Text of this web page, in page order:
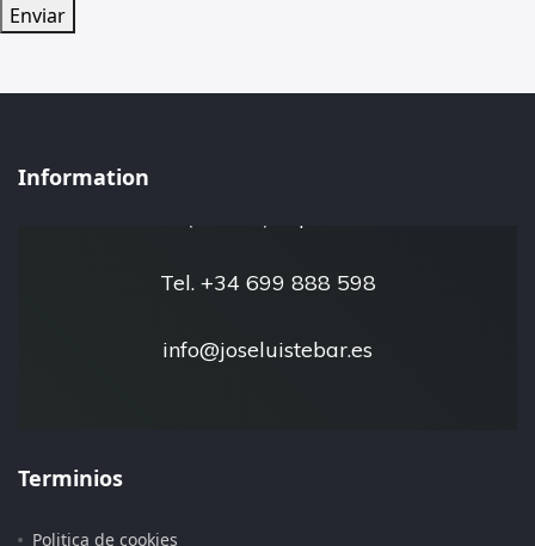
Enviar
Information
Tel. +34 699 888 598
info@joseluistebar.es
Terminios
Politica de cookies